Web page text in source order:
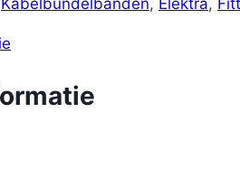
Kabelbundelbanden, Elektra,